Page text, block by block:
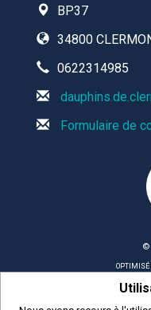
BP37
34800
0622314985
Formulaire de
©
OPTIMISÉ